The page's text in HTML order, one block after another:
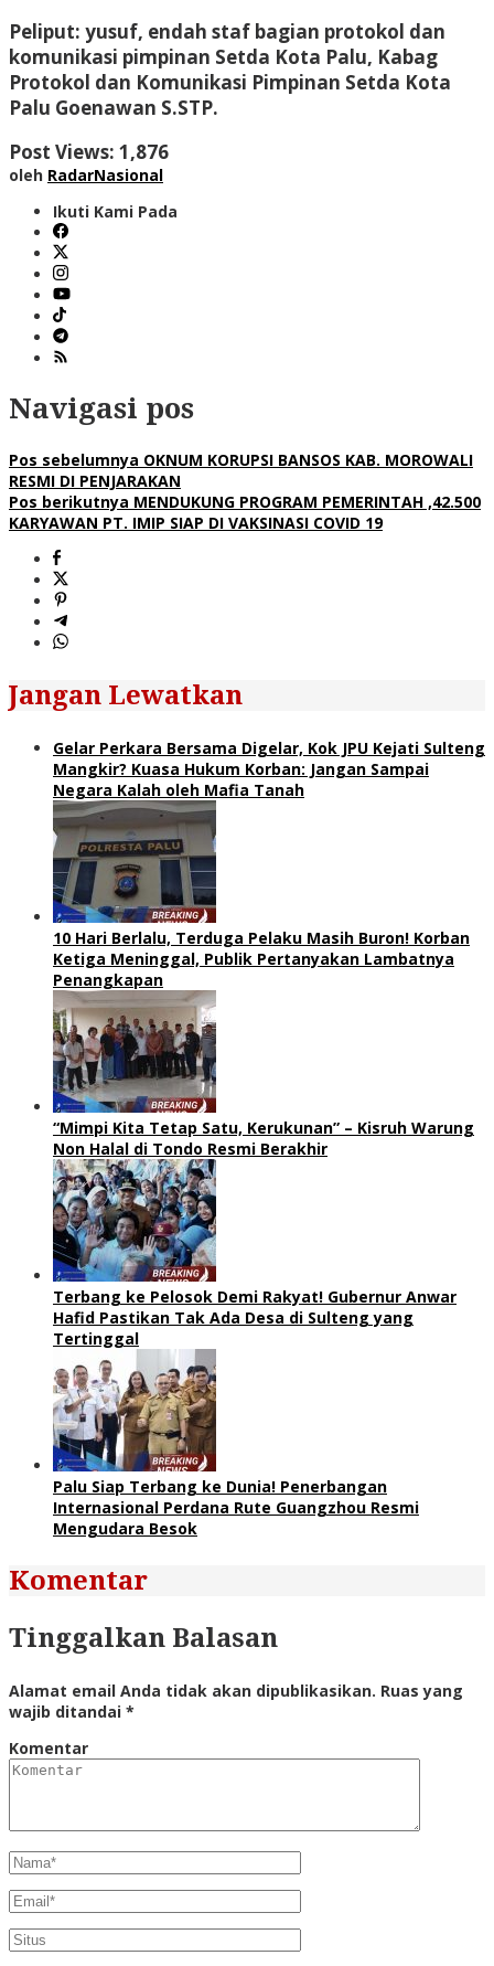
Peliput: yusuf, endah staf bagian protokol dan
komunikasi pimpinan Setda Kota Palu, Kabag
Protokol dan Komunikasi Pimpinan Setda Kota
Palu Goenawan S.STP.
Post Views: 1,876
oleh RadarNasional
Ikuti Kami Pada
Navigasi pos
Pos sebelumnya OKNUM KORUPSI BANSOS KAB. MOROWALI
RESMI DI PENJARAKAN
Pos berikutnya MENDUKUNG PROGRAM PEMERINTAH ,42.500
KARYAWAN PT. IMIP SIAP DI VAKSINASI COVID 19
Jangan Lewatkan
Gelar Perkara Bersama Digelar, Kok JPU Kejati Sulteng
Mangkir? Kuasa Hukum Korban: Jangan Sampai
Negara Kalah oleh Mafia Tanah
10 Hari Berlalu, Terduga Pelaku Masih Buron! Korban
Ketiga Meninggal, Publik Pertanyakan Lambatnya
Penangkapan
“Mimpi Kita Tetap Satu, Kerukunan” – Kisruh Warung
Non Halal di Tondo Resmi Berakhir
Terbang ke Pelosok Demi Rakyat! Gubernur Anwar
Hafid Pastikan Tak Ada Desa di Sulteng yang
Tertinggal
Palu Siap Terbang ke Dunia! Penerbangan
Internasional Perdana Rute Guangzhou Resmi
Mengudara Besok
Komentar
Tinggalkan Balasan
Alamat email Anda tidak akan dipublikasikan. Ruas yang
wajib ditandai *
Komentar